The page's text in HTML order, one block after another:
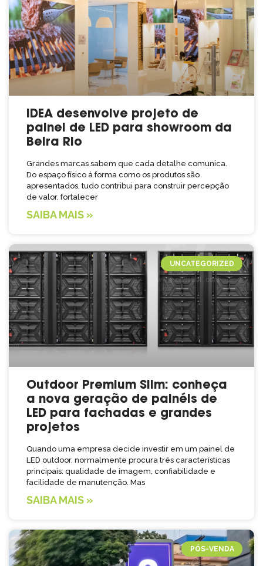
IDEA desenvolve projeto de
painel de LED para showroom da
Beira Rio
Grandes marcas sabem que cada detalhe comunica.
Do espaço físico à forma como os produtos são
apresentados, tudo contribui para construir percepção
de valor, fortalecer
SAIBA MAIS »
UNCATEGORIZED
Outdoor Premium Slim: conheça
a nova geração de painéis de
LED para fachadas e grandes
projetos
Quando uma empresa decide investir em um painel de
LED outdoor, normalmente procura três características
principais: qualidade de imagem, confiabilidade e
facilidade de manutenção. Mas
SAIBA MAIS »
PÓS-VENDA